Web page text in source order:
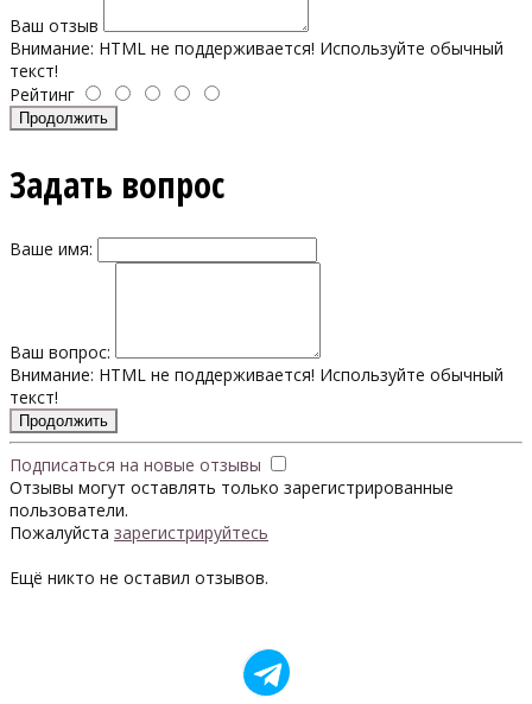
Ваш отзыв
Внимание: HTML не поддерживается! Используйте обычный
текст!
Рейтинг
Продолжить
Задать вопрос
Ваше имя:
Ваш вопрос:
Внимание: HTML не поддерживается! Используйте обычный
текст!
Продолжить
Подписаться на новые отзывы
Отзывы могут оставлять только зарегистрированные
пользователи.
Пожалуйста зарегистрируйтесь
Ещё никто не оставил отзывов.